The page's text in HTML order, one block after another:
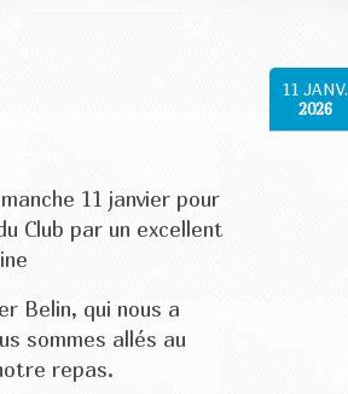
11 JANV.
2026
11 janvier pour
Club par un excellent
Belin, qui nous a
sommes allés au
repas.